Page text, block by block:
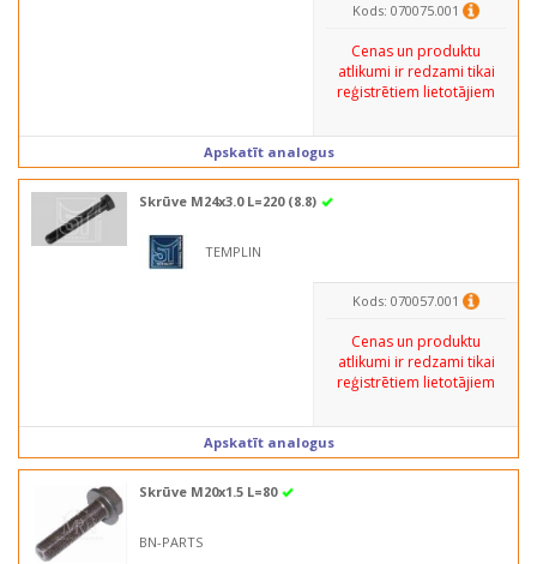
Kods: 070075.001
Cenas un produktu
atlikumi ir redzami tikai
reģistrētiem lietotājiem
Apskatīt analogus
Skrūve M24x3.0 L=220 (8.8)
TEMPLIN
Kods: 070057.001
Cenas un produktu
atlikumi ir redzami tikai
reģistrētiem lietotājiem
Apskatīt analogus
Skrūve M20x1.5 L=80
BN-PARTS